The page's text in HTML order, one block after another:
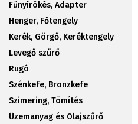
Fűnyírókés, Adapter
Henger, Főtengely
Kerék, Görgő, Keréktengely
Levegő szűrő
Rugó
Szénkefe, Bronzkefe
Szimering, Tömítés
Üzemanyag és Olajszűrő